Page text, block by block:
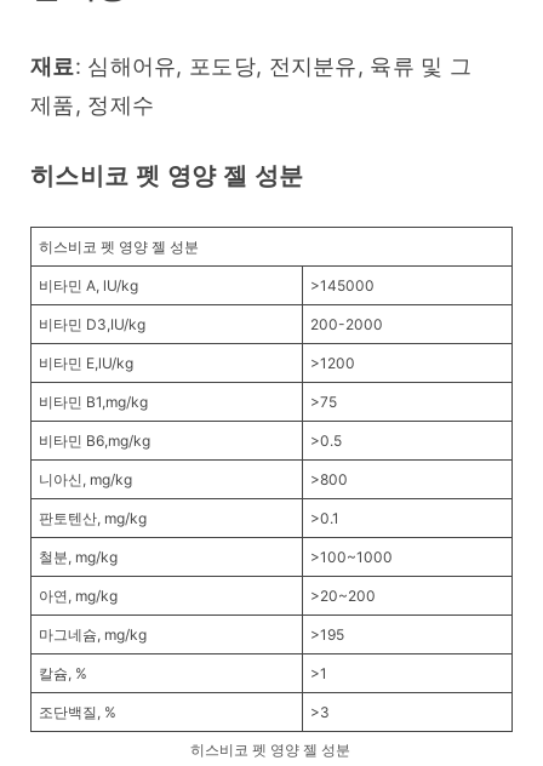
재료: 심해어유, 포도당, 전지분유, 육류 및 그
제품, 정제수
히스비코 펫 영양 젤 성분
히스비코 펫 영양 젤 성분
비타민 A, lU/kg >145000
비타민 D3,IU/kg 200-2000
비타민 E,lU/kg >1200
비타민 B1,mg/kg >75
비타민 B6,mg/kg >0.5
니아신, mg/kg >800
판토텐산, mg/kg >0.1
철분, mg/kg >100~1000
아연, mg/kg >20~200
마그네슘, mg/kg >195
칼슘, % >1
조단백질, % >3
히스비코 펫 영양 젤 성분